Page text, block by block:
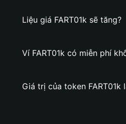
Liệu giá FART01k sẽ tăng?
Ví FART01k có miễn phí
Giá trị của token FART01k